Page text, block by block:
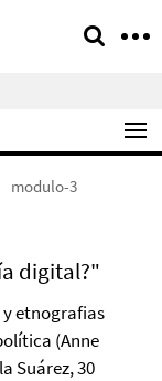
modulo-3
digital?"
etnografias
(Anne
Suárez, 30